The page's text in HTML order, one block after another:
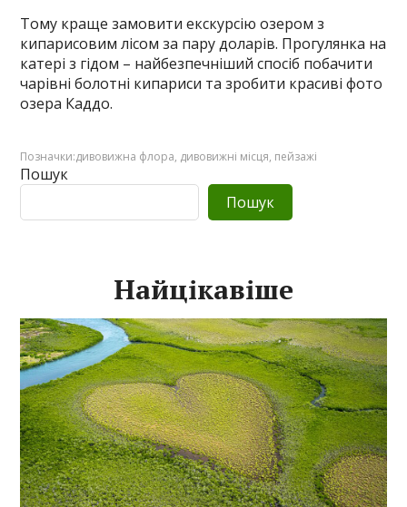
Тому краще замовити екскурсію озером з
кипарисовим лісом за пару доларів. Прогулянка на
катері з гідом – найбезпечніший спосіб побачити
чарівні болотні кипариси та зробити красиві фото
озера Каддо.
Позначки:дивовижна флора, дивовижні місця, пейзажі
Пошук
Пошук
Найцікавіше